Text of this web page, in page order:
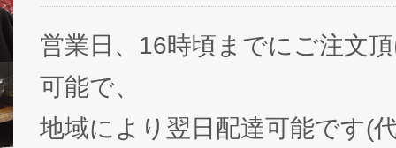
営業日、16時頃までにご注文
可能で、
地域により翌日配達可能です(